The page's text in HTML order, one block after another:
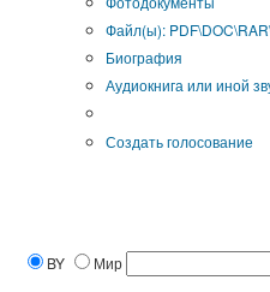
Файл(ы):
Биография
Аудиокнига или иной
Создать голосование
BY Мир